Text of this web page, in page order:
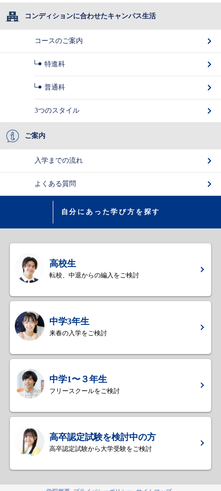
コンディションに合わせたキャンパス生活
コースのご案内
特進科
普通科
3つのスタイル
ご案内
入学までの流れ
よくある質問
自分にあった学び方を探す
高校生
転校、中退からの編入をご検討
中学3年生
来春の入学をご検討
中学1〜３年生
フリースクールをご検討
高卒認定試験を検討中の方
高卒認定試験から大学受験をご検討